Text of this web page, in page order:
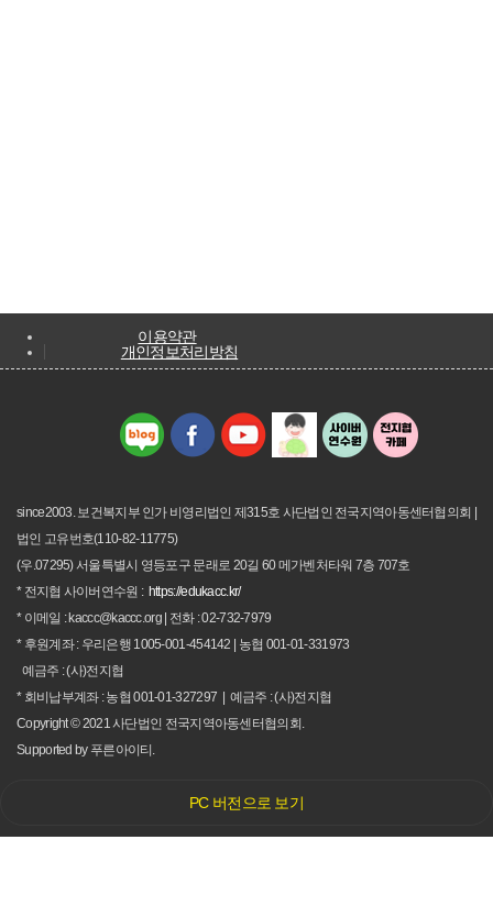
이용약관
개인정보처리방침
since2003. 보건복지부 인가 비영리법인 제315호 사단법인 전국지역아동센터협의회 |
법인 고유번호(110-82-11775)
(우.07295) 서울특별시 영등포구 문래로 20길 60 메가벤처타워 7층 707호
* 전지협 사이버연수원 : https://edukacc.kr/
* 이메일 : kaccc@kaccc.org | 전화 : 02-732-7979
* 후원계좌 : 우리은행 1005-001-454142 | 농협 001-01-331973
예금주 : (사)전지협
* 회비납부계좌 : 농협 001-01-327297 | 예금주 : (사)전지협
Copyright©2021 사단법인 전국지역아동센터협의회.
Supported by 푸른아이티.
PC 버전으로 보기